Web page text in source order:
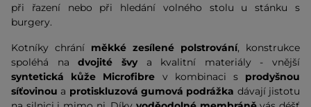
při řazení nebo při hledání volného stolu u stánku s
burgery.
Kotníky chrání měkké zesílené polstrování, konstrukce
spoléhá na dvojité švya kvalitní materiály - vnější
syntetická kůže Microfibre v kombinaci s prodyšnou
síťovinou a protiskluzová gumová podrážka dávají jistotu